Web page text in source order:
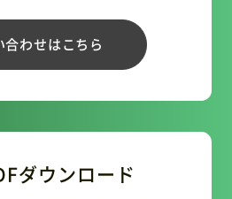
合わせはこちら
ダウンロード